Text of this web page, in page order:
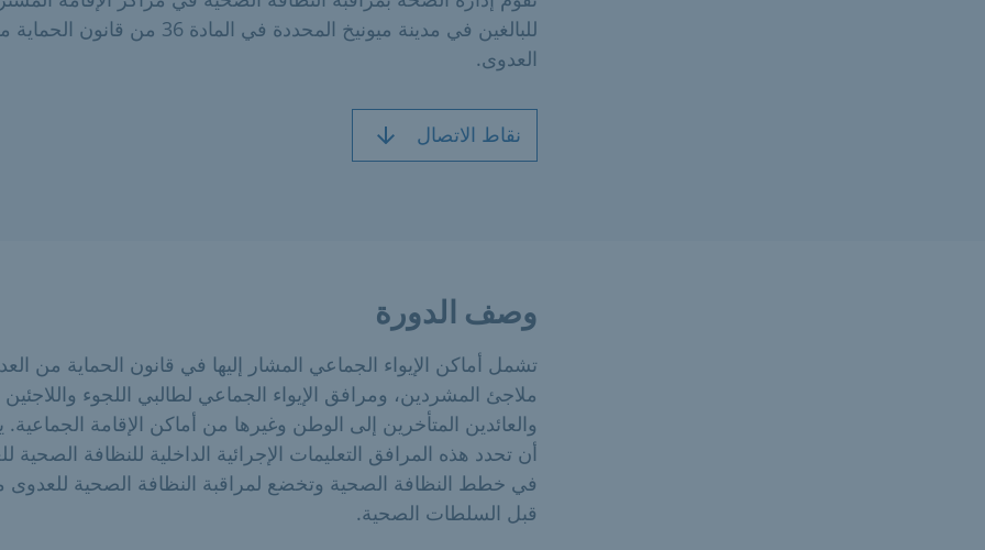
للبالغين في مدينة ميونيخ المحددة في المادة 36 من قانون
العدوى.
نقاط الاتصال
وصف الدورة
تشمل أماكن الإيواء الجماعي المشار إليها في قانون الحماية من
ملاجئ المشردين، ومرافق الإيواء الجماعي لطالبي اللجوء واللاجئين
والعائدين المتأخرين إلى الوطن وغيرها من أماكن الإقامة
أن تحدد هذه المرافق التعليمات الإجرائية الداخلية للنظافة الصحية
في خطط النظافة الصحية وتخضع لمراقبة النظافة الصحية للعدوى
قبل السلطات الصحية.